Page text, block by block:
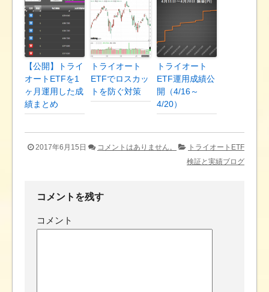
【公開】トライ
オートETFを1
ヶ月運用した成
績まとめ
トライオート
ETFでロスカッ
トを防ぐ対策
トライオート
ETF運用成績公
開（4/16～
4/20）
2017年6月15日 コメントはありません。
トライオートETF
検証と実績ブログ
コメントを残す
コメント